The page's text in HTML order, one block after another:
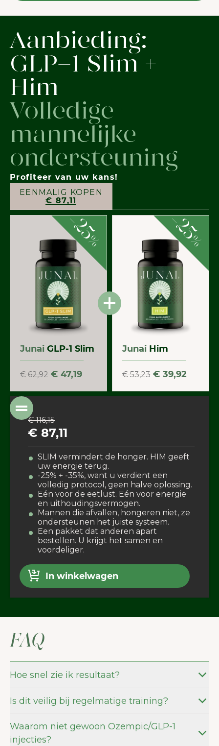
Aanbieding:
GLP-1 Slim +
Him
Volledige
mannelijke
ondersteuning
Profiteer van uw kans!
EENMALIG KOPEN
€ 87,11
-
25
%
Junai GLP-1 Slim
€ 62,92 € 47,19
-
25
%
Junai Him
€ 53,23 € 39,92
€ 116,15
€ 87,11
SLIM vermindert de honger. HIM geeft
uw energie terug.
-25% + -35%, want u verdient een
volledig protocol, geen halve oplossing.
Eén voor de eetlust. Eén voor energie
en uithoudingsvermogen.
Mannen die afvallen, hongeren niet, ze
ondersteunen het juiste systeem.
Een pakket dat anderen apart
bestellen. U krijgt het samen en
voordeliger.
In winkelwagen
FAQ
Hoe snel zie ik resultaat?
Is dit veilig bij regelmatige training?
Waarom niet gewoon Ozempic/GLP-1
injecties?